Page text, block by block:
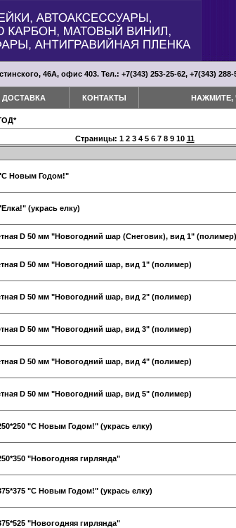
46А, офис 403. Тел.: +7(343) 253-25-62, +7(343)
ДОСТАВКА КОНТАКТЫ НАЖМИТЕ,
Страницы: 1 2 3 4 5 6 7 8 9 10 11
"С Новым Годом!"
(укрась елку)
D 50 мм "Новогодний шар (Снеговик), вид 1" (полимер)
D 50 мм "Новогодний шар, вид 1" (полимер)
D 50 мм "Новогодний шар, вид 2" (полимер)
D 50 мм "Новогодний шар, вид 3" (полимер)
D 50 мм "Новогодний шар, вид 4" (полимер)
D 50 мм "Новогодний шар, вид 5" (полимер)
"С Новым Годом!" (укрась елку)
"Новогодняя гирлянда"
"С Новым Годом!" (укрась елку)
"Новогодняя гирлянда"